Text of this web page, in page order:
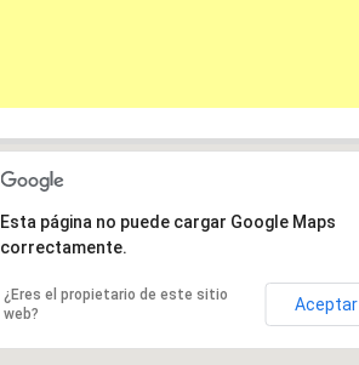
Esta página no puede cargar Google Maps
correctamente.
¿Eres el propietario de este sitio
web?
Aceptar